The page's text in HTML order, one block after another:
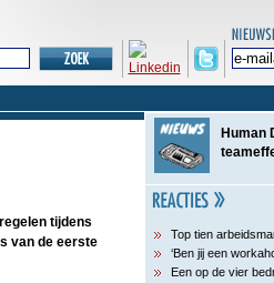
tijdens
van de eerste
Human
Top tien
‘Ben jij een
Een op de vier